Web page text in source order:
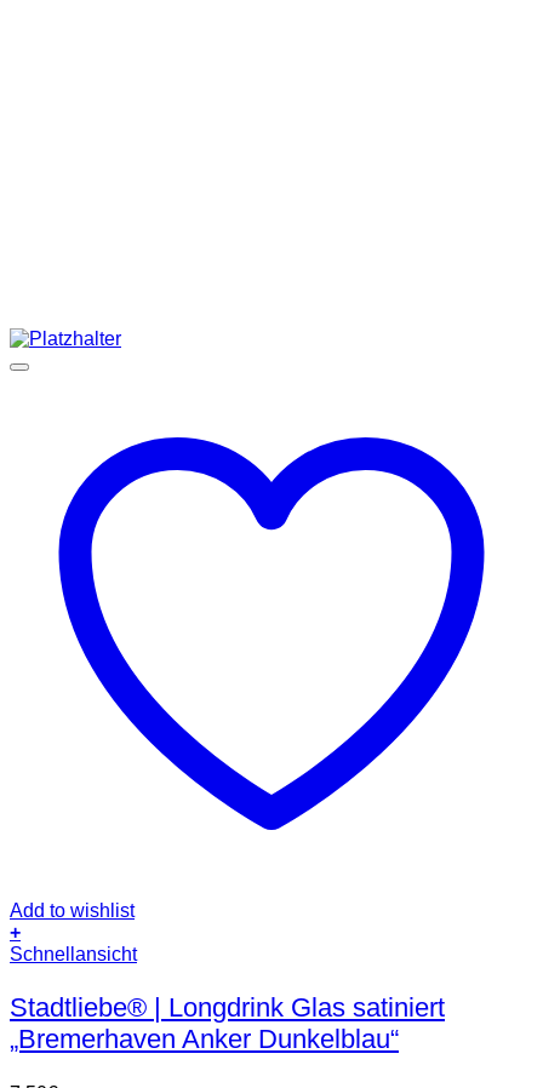
Add to wishlist
+
Schnellansicht
Stadtliebe® | Longdrink Glas satiniert
„Bremerhaven Anker Dunkelblau“